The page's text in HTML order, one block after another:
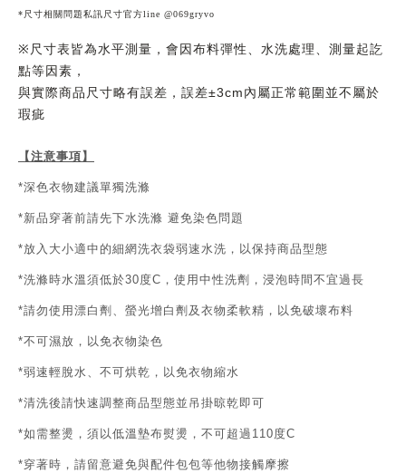
*尺寸相關問題私訊尺寸官方line @069gryvo
※ 尺寸表皆為水平測量，會因布料彈性、水洗處理、測量起訖
點等因素，
與實際商品尺寸略有誤差，誤差±3cm內屬正常範圍並不屬於
瑕疵
【注意事項】
*深色衣物建議單獨洗滌
*新品穿著前請先下水洗滌 避免染色問題
*放入大小適中的細網洗衣袋弱速水洗，以保持商品型態
*洗滌時水溫須低於30度C ，使用中性洗劑，浸泡時間不宜過長
*請勿使用漂白劑、螢光增白劑及衣物柔軟精，以免破壞布料
*不可濕放，以免衣物染色
*弱速輕脫水、不可烘乾，以免衣物縮水
*清洗後請快速調整商品型態並吊掛晾乾即可
*如需整燙，須以低溫墊布熨燙，不可超過 110度C
*穿著時，請留意避免與配件包包等他物接觸摩擦